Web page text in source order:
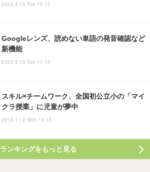
2025.4.15 Tue 15:15
Googleレンズ、読めない単語の発音確認など
新機能
2020.5.12 Tue 11:15
スキル×チームワーク、全国初公立小の「マイ
クラ授業」に児童が夢中
2015.11.2 Mon 16:15
ランキングをもっと見る